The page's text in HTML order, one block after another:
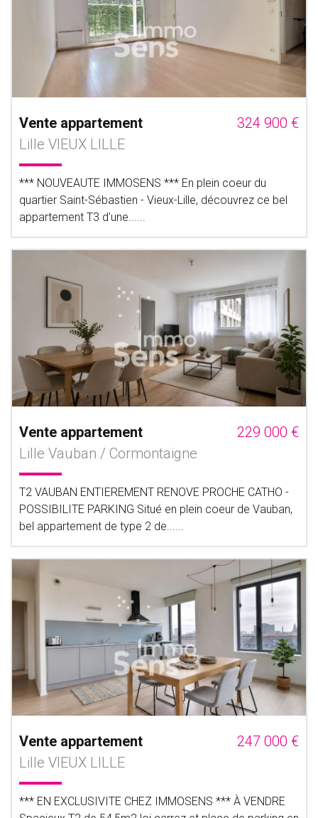
Vente appartement
324 900 €
Lille VIEUX LILLE
*** NOUVEAUTE IMMOSENS *** En plein coeur du
quartier Saint-Sébastien - Vieux-Lille, découvrez ce bel
appartement T3 d'une......
Vente appartement
229 000 €
Lille Vauban / Cormontaigne
T2 VAUBAN ENTIEREMENT RENOVE PROCHE CATHO -
POSSIBILITE PARKING Situé en plein coeur de Vauban,
bel appartement de type 2 de......
Vente appartement
247 000 €
Lille VIEUX LILLE
*** EN EXCLUSIVITE CHEZ IMMOSENS *** À VENDRE